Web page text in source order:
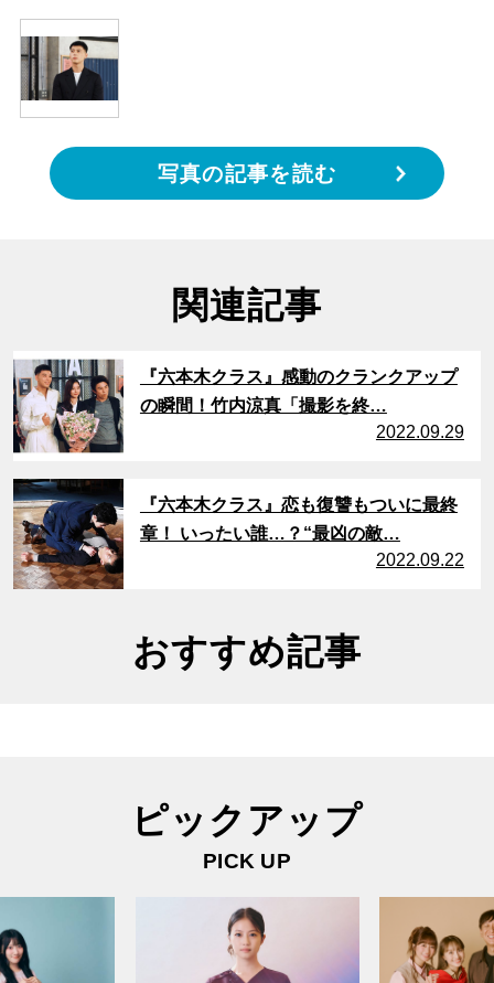
写真の記事を読む
関連記事
サムネイル
『六本木クラス』感動のクランクアップ
の瞬間！竹内涼真「撮影を終…
2022.09.29
サムネイル
『六本木クラス』恋も復讐もついに最終
章！ いったい誰…？“最凶の敵…
2022.09.22
おすすめ記事
ピックアップ
PICK UP